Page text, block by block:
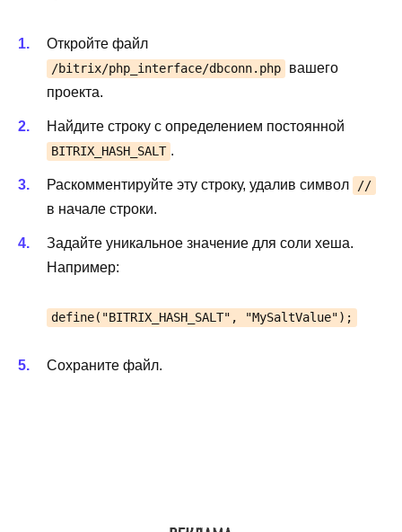
Откройте файл
/bitrix/php_interface/dbconn.php
вашего
проекта.
Найдите строку с определением постоянной
BITRIX_HASH_SALT .
Раскомментируйте эту строку, удалив символ //
в начале строки.
Задайте уникальное значение для соли хеша.
Например:
define("BITRIX_HASH_SALT", "MySaltValue");
Сохраните файл.